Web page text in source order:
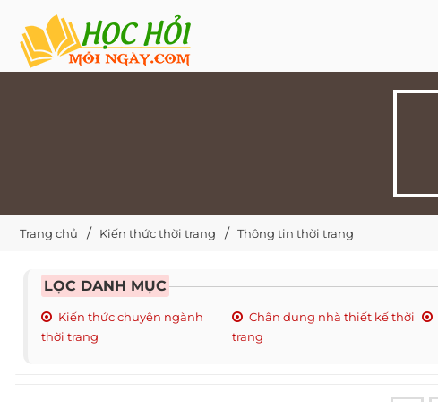
Trang chủ Kiến thức thời trang Thông tin thời trang
LỌC DANH MỤC
Kiến thức chuyên ngành
thời trang
Chân dung nhà thiết kế thời
trang